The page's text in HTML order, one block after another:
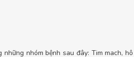
nhóm bệnh sau đây: Tim mach, hô